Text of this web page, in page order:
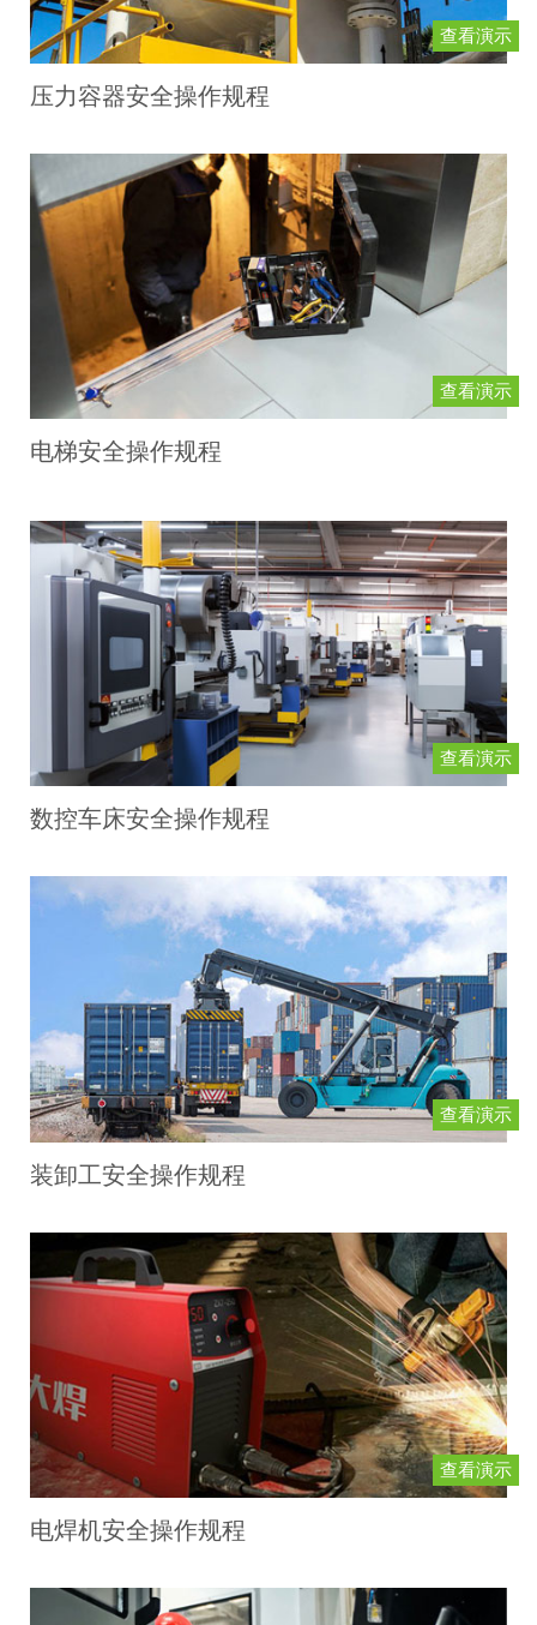
查看演示
压力容器安全操作规程
查看演示
电梯安全操作规程
查看演示
数控车床安全操作规程
查看演示
装卸工安全操作规程
查看演示
电焊机安全操作规程